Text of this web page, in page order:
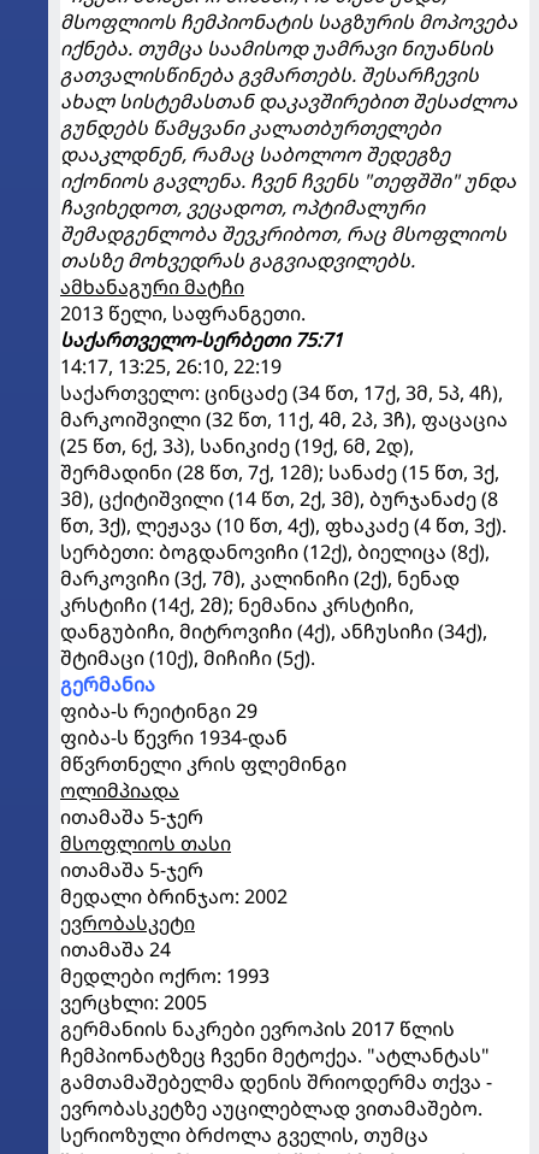
მსოფლიოს ჩემპიონატის საგზურის მოპოვება
იქნება. თუმცა საამისოდ უამრავი ნიუანსის
გათვალისწინება გვმართებს. შესარჩევის
ახალ სისტემასთან დაკავშირებით შესაძლოა
გუნდებს წამყვანი კალათბურთელები
დააკლდნენ, რამაც საბოლოო შედეგზე
იქონიოს გავლენა. ჩვენ ჩვენს "თეფშში" უნდა
ჩავიხედოთ, ვეცადოთ, ოპტიმალური
შემადგენლობა შევკრიბოთ, რაც მსოფლიოს
თასზე მოხვედრას გაგვიადვილებს.
ამხანაგური მატჩი
2013 წელი, საფრანგეთი.
საქართველო-სერბეთი 75:71
14:17, 13:25, 26:10, 22:19
საქართველო: ცინცაძე (34 წთ, 17ქ, 3მ, 5პ, 4ჩ),
მარკოიშვილი (32 წთ, 11ქ, 4მ, 2პ, 3ჩ), ფაცაცია
(25 წთ, 6ქ, 3პ), სანიკიძე (19ქ, 6მ, 2დ),
შერმადინი (28 წთ, 7ქ, 12მ); სანაძე (15 წთ, 3ქ,
3მ), ცქიტიშვილი (14 წთ, 2ქ, 3მ), ბურჯანაძე (8
წთ, 3ქ), ლეჟავა (10 წთ, 4ქ), ფხაკაძე (4 წთ, 3ქ).
სერბეთი: ბოგდანოვიჩი (12ქ), ბიელიცა (8ქ),
მარკოვიჩი (3ქ, 7მ), კალინიჩი (2ქ), ნენად
კრსტიჩი (14ქ, 2მ); ნემანია კრსტიჩი,
დანგუბიჩი, მიტროვიჩი (4ქ), ანჩუსიჩი (34ქ),
შტიმაცი (10ქ), მიჩიჩი (5ქ).
გერმანია
ფიბა-ს რეიტინგი 29
ფიბა-ს წევრი 1934-დან
მწვრთნელი კრის ფლემინგი
ოლიმპიადა
ითამაშა 5-ჯერ
მსოფლიოს თასი
ითამაშა 5-ჯერ
მედალი ბრინჯაო: 2002
ევრობასკეტი
ითამაშა 24
მედლები ოქრო: 1993
ვერცხლი: 2005
გერმანიის ნაკრები ევროპის 2017 წლის
ჩემპიონატზეც ჩვენი მეტოქეა. "ატლანტას"
გამთამაშებელმა დენის შრიოდერმა თქვა -
ევრობასკეტზე აუცილებლად ვითამაშებო.
სერიოზული ბრძოლა გველის, თუმცა